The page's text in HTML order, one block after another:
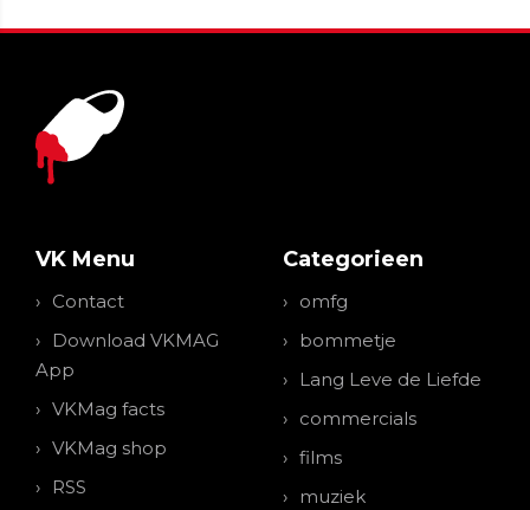
VK Menu
Contact
Download VKMAG
App
VKMag facts
VKMag shop
RSS
Categorieen
omfg
bommetje
Lang Leve de Liefde
commercials
films
muziek